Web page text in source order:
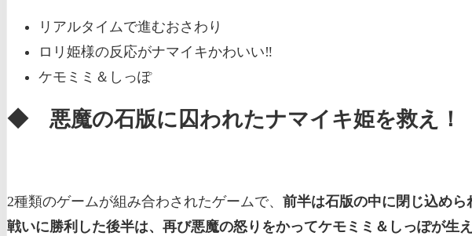
リアルタイムで進むおさわり
ロリ姫様の反応がナマイキかわいい‼
ケモミミ＆しっぽ
◆ 悪魔の石版に囚われたナマイキ姫を救え！
2種類のゲームが組み合わされたゲームで、 前半は石版の中に閉じ込め
戦いに勝利した後半は、再び悪魔の怒りをかってケモミミ＆しっぽが生